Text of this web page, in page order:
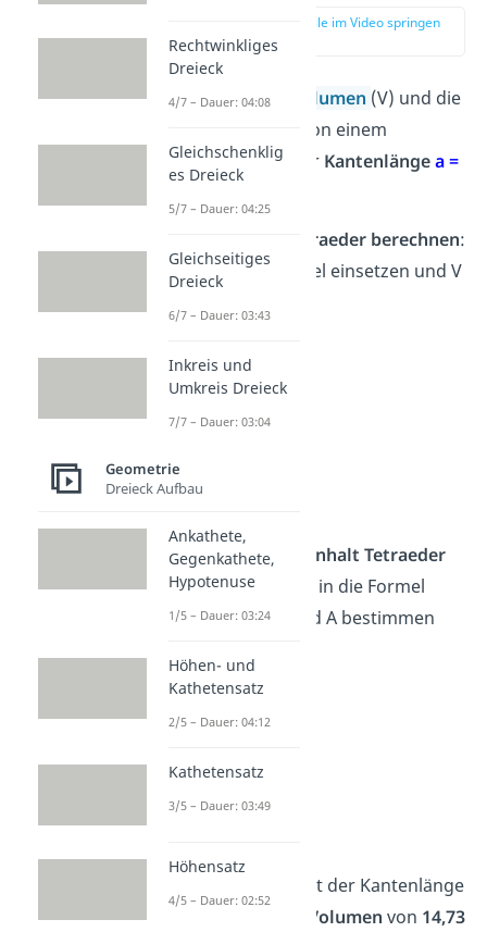
zur Stelle im Video springen
(00:57)
Berechne das Volumen (V) und die
(A) von einem
Tetraeder mit der Kantenlängea =
Volumen Tetraeder berechnen:
ain die Formel einsetzen und V
V =
V =
Oberflächeninhalt Tetraeder
berechnen
in die Formel
einsetzen und A bestimmen
A =a2·
A ≈ 43,3 cm
mit der Kantenlänge
Volumen von 14,73
Rechtwinkliges
Dreieck
4/7 – Dauer: 04:08
Gleichschenklig
es Dreieck
5/7 – Dauer: 04:25
Gleichseitiges
Dreieck
6/7 – Dauer: 03:43
Inkreis und
Umkreis Dreieck
7/7 – Dauer: 03:04
Geometrie
Dreieck Aufbau
Ankathete,
Gegenkathete,
Hypotenuse
1/5 – Dauer: 03:24
Höhen- und
Kathetensatz
2/5 – Dauer: 04:12
Kathetensatz
3/5 – Dauer: 03:49
Höhensatz
4/5 – Dauer: 02:52